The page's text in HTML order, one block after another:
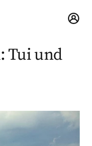
Tui und